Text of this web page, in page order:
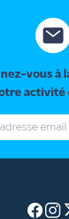
vous à